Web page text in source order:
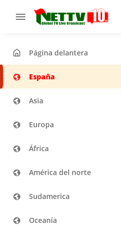
Página delantera
España
Asia
Europa
África
América del norte
Sudamerica
Oceanía